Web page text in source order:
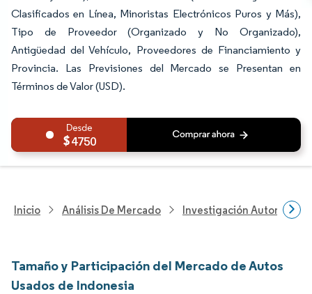
Clasificados en Línea, Minoristas Electrónicos Puros y Más),
Tipo de Proveedor (Organizado y No Organizado),
Antigüedad del Vehículo, Proveedores de Financiamiento y
Provincia. Las Previsiones del Mercado se Presentan en
Términos de Valor (USD).
4750
Inicio Análisis De Mercado Investigación Automotriz
Tamaño y Participación del Mercado de Autos
Usados de Indonesia